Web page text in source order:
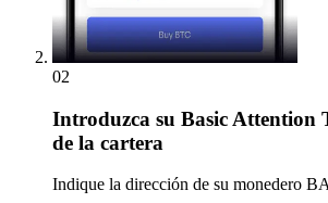
02
Introduzca su Basic Attention
de la cartera
Indique la dirección de su monedero